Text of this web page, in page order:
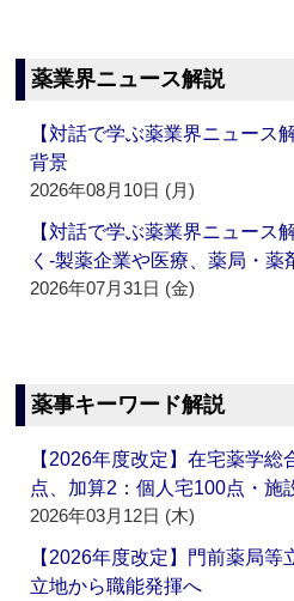
薬業界ニュース解説
【対話で学ぶ薬業界ニュース
背景
2026年08月10日 (月)
【対話で学ぶ薬業界ニュース
く‐製薬企業や医療、薬局・
2026年07月31日 (金)
薬事キーワード解説
【2026年度改定】在宅薬学
点、加算2：個人宅100点・
2026年03月12日 (木)
【2026年度改定】門前薬局
立地から職能発揮へ